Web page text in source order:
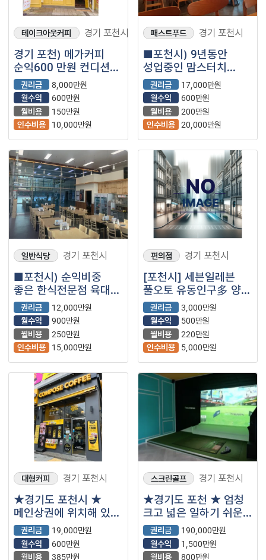
테이크아웃커피 경기 포천시
경기 포천) 메가커피
순익600 만원 컨디션
좋은 매장 소개합니다.
권리금
8,000만원
월수익
600만원
월비용
150만원
인수비용
10,000만원
패스트푸드 경기 포천시
■포천시) 9년동안
성업중인 맘스터치
매장을 소개합니다.■
권리금
17,000만원
월수익
600만원
월비용
200만원
인수비용 20,000만원
일반식당 경기 포천시
■포천시) 순익비중
좋은 한식전문점 육대장
매장을 소개합니다.■
권리금
12,000만원
월수익
900만원
월비용
250만원
인수비용
15,000만원
편의점 경기 포천시
[포천시] 세븐일레븐
풀오토 유동인구多 양도
양수 희망합니다.
권리금
3,000만원
월수익
500만원
월비용
220만원
인수비용
5,000만원
대형커피 경기 포천시
★경기도 포천시 ★
메인상권에 위치해 있고
매출좋아지는
컴포즈커피 내놓습니다
문의주세요
권리금
19,000만원
월수익
600만원
월비용
385만원
스크린골프 경기 포천시
★경기도 포천 ★ 엄청
크고 넓은 일하기 쉬운
골프존파크 급
내놓습니다 문의 많이
주세요
권리금
190,000만원
월수익
1,500만원
월비용
800만원